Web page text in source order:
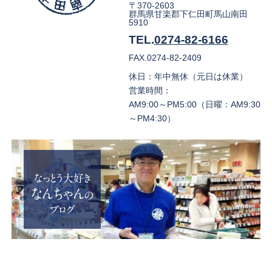
〒370-2603
群馬県甘楽郡下仁田町馬山南田
5910
TEL.0274-82-6166
FAX.0274-82-2409
休日：年中無休（元日は休業）
営業時間：
AM9:00～PM5:00（日曜：AM9:30
～PM4:30）